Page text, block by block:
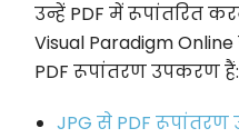
उन्हें PDF में रूपांतरित
Visual Paradigm
PDF रूपांतरण उपकरण हैं:
JPG से PDF